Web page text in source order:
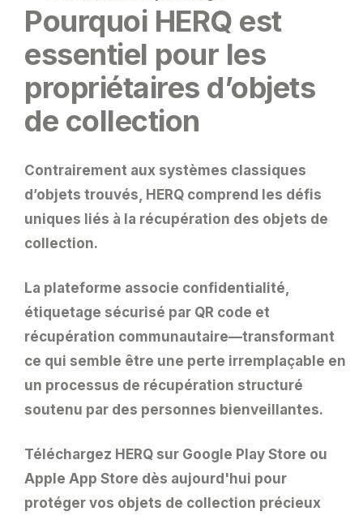
Pourquoi HERQ est
essentiel pour les
propriétaires d’objets
de collection
Contrairement aux systèmes classiques
d’objets trouvés, HERQ comprend les défis
uniques liés à la récupération des objets de
collection.
La plateforme associe confidentialité,
étiquetage sécurisé par QR code et
récupération communautaire—transformant
ce qui semble être une perte irremplaçable en
un processus de récupération structuré
soutenu par des personnes bienveillantes.
Téléchargez HERQ sur Google Play Store ou
Apple App Store dès aujourd'hui pour
protéger vos objets de collection précieux